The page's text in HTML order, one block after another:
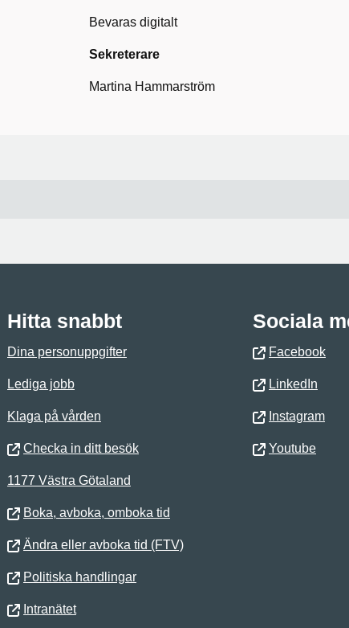
Bevaras digitalt
Sekreterare
Martina Hammarström
Hitta snabbt
Dina personuppgifter
Lediga jobb
Klaga på vården
Checka in ditt besök
1177 Västra Götaland
Boka, avboka, omboka tid
Ändra eller avboka tid (FTV)
Politiska handlingar
Intranätet
Sociala
Facebook
LinkedIn
Instagram
Youtube